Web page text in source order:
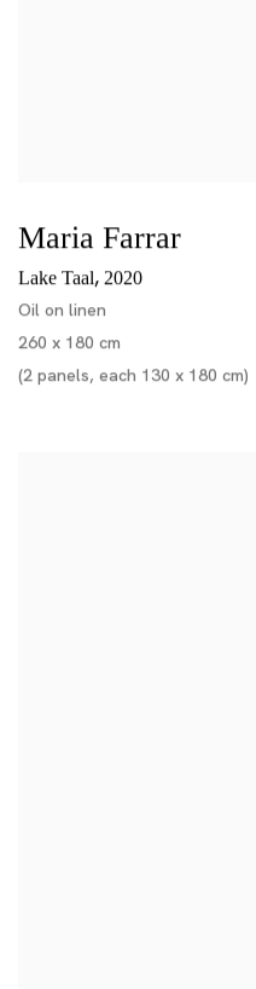
Maria Farrar
Lake Taal, 2020
Oil on linen
260 x 180 cm
(2 panels, each 130 x 180 cm)